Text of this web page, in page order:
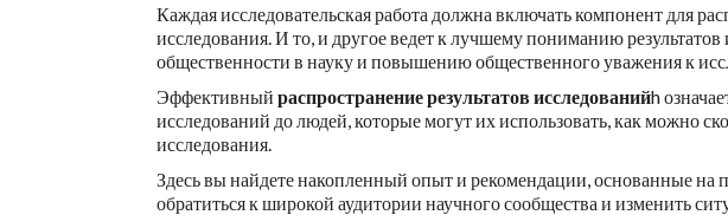
Каждая исследовательская работа должна включать компонент для
исследования. И то, и другое ведет к лучшему пониманию
общественности в науку и повышению общественного уважения к
Эффективный распространение результатов исследованийh
исследований до людей, которые могут их использовать, как можно
исследования.
Здесь вы найдете накопленный опыт и рекомендации, основанные на
обратиться к широкой аудитории научного сообщества и изменить